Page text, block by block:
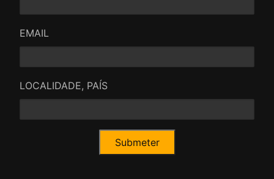
EMAIL
LOCALIDADE, PAÍS